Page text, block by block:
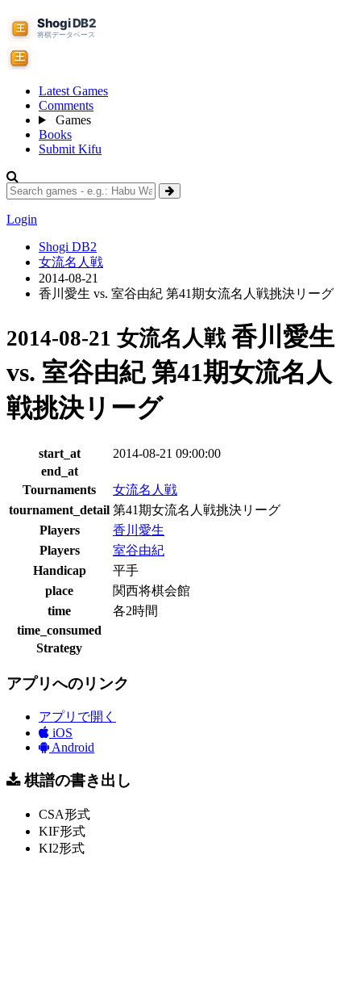
Latest Games
Comments
Games
Books
Submit Kifu
Login
Shogi DB2
女流名人戦
2014-08-21
香川愛生 vs. 室谷由紀 第41期女流名人戦挑決リーグ
2014-08-21 女流名人戦 香川愛生
vs. 室谷由紀 第41期女流名人
戦挑決リーグ
start_at
2014-08-21 09:00:00
end_at
Tournaments
女流名人戦
tournament_detail 第41期女流名人戦挑決リーグ
Players
香川愛生
Players
室谷由紀
Handicap
平手
place
関西将棋会館
time
各2時間
time_consumed
Strategy
アプリへのリンク
アプリで開く
iOS
Android
棋譜の書き出し
CSA形式
KIF形式
KI2形式